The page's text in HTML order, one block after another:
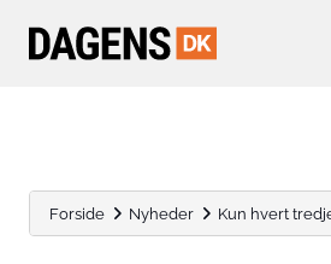
Forside Nyheder Kun hvert